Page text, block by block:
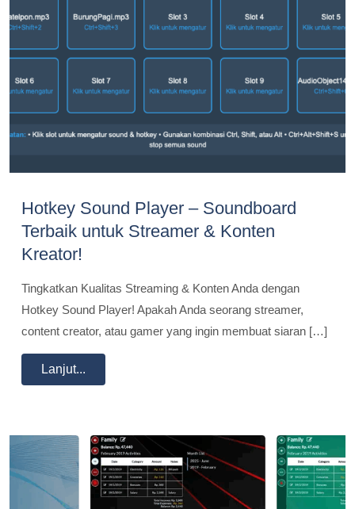
Hotkey Sound Player – Soundboard
Terbaik untuk Streamer & Konten
Kreator!
Tingkatkan Kualitas Streaming & Konten Anda dengan
Hotkey Sound Player! Apakah Anda seorang streamer,
content creator, atau gamer yang ingin membuat siaran […]
Lanjut...